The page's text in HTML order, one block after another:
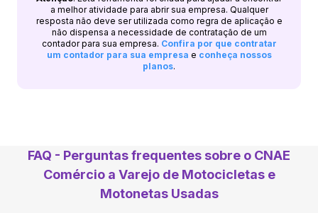
a melhor atividade para abrir sua empresa. Qualquer
resposta não deve ser utilizada como regra de aplicação e
não dispensa a necessidade de contratação de um
contador para sua empresa. Confira por que contratar
um contador para sua empresa e conheça nossos
planos.
FAQ - Perguntas frequentes sobre o CNAE
Comércio a Varejo de Motocicletas e
Motonetas Usadas